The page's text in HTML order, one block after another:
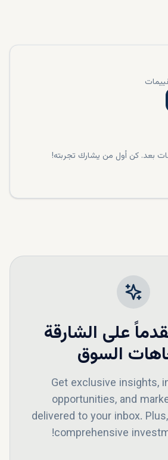
بعد. كن أول من يشارك تجربته!
على الشارقة
السوق
Get exclusive insights,
opportunities, and
delivered to your inbox.
comprehensive